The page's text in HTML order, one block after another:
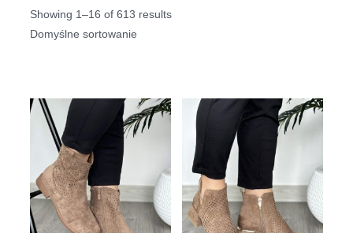
Showing 1–16 of 613 results